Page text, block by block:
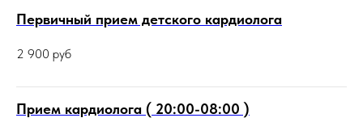
Первичный прием детского кардиолога
2 900 руб
Прием кардиолога ( 20:00-08:00 )